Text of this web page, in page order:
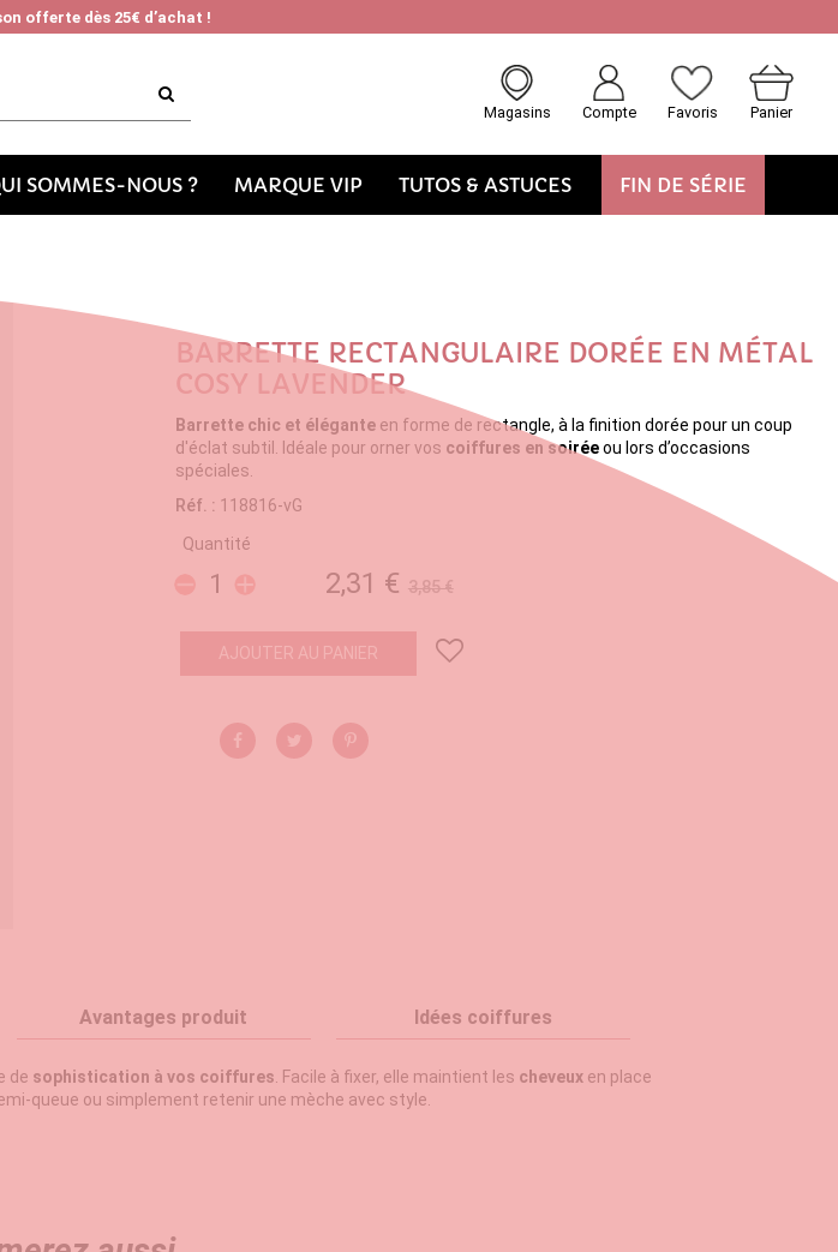
offerte dès 25€ d’achat !
Magasins Compte Favoris Panier
SOMMES-NOUS ? MARQUE VIP TUTOS & ASTUCES FIN DE SÉRIE
BARRETTE RECTANGULAIRE DORÉE EN MÉTAL
COSY LAVENDER
Barrette chic et élégante en forme de rectangle, à la finition dorée pour un coup
d'éclat subtil. Idéale pour orner vos coiffures en soiréeou lors d’occasions
spéciales.
Réf. : 118816-vG
Quantité
2,31 € 3,85 €
AJOUTER AU PANIER
Avantages produit Idées coiffures
de sophistication à vos coiffures . Facile à fixer, elle maintient les cheveuxen place
ou simplement retenir une mèche avec style.